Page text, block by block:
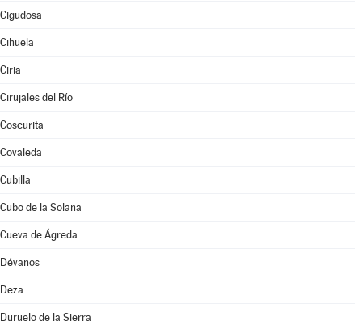
Cigudosa
Cihuela
Ciria
Cirujales del Río
Coscurita
Covaleda
Cubilla
Cubo de la Solana
Cueva de Ágreda
Dévanos
Deza
Duruelo de la Sierra